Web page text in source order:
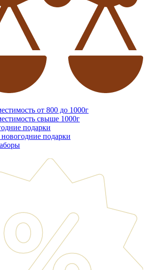
от 800 до 1000г
свыше 1000г
подарки
подарки